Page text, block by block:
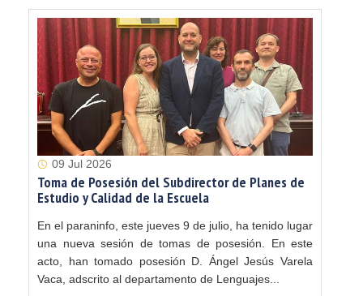
09 Jul 2026
Toma de Posesión del Subdirector de Planes de
Estudio y Calidad de la Escuela
En el paraninfo, este jueves 9 de julio, ha tenido lugar
una nueva sesión de tomas de posesión. En este
acto, han tomado posesión D. Ángel Jesús Varela
Vaca, adscrito al departamento de Lenguajes...